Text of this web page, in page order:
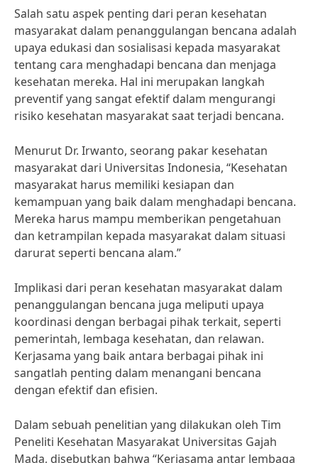
Salah satu aspek penting dari peran kesehatan
masyarakat dalam penanggulangan bencana adalah
upaya edukasi dan sosialisasi kepada masyarakat
tentang cara menghadapi bencana dan menjaga
kesehatan mereka. Hal ini merupakan langkah
preventif yang sangat efektif dalam mengurangi
risiko kesehatan masyarakat saat terjadi bencana.
Menurut Dr. Irwanto, seorang pakar kesehatan
masyarakat dari Universitas Indonesia, “Kesehatan
masyarakat harus memiliki kesiapan dan
kemampuan yang baik dalam menghadapi bencana.
Mereka harus mampu memberikan pengetahuan
dan ketrampilan kepada masyarakat dalam situasi
darurat seperti bencana alam.”
Implikasi dari peran kesehatan masyarakat dalam
penanggulangan bencana juga meliputi upaya
koordinasi dengan berbagai pihak terkait, seperti
pemerintah, lembaga kesehatan, dan relawan.
Kerjasama yang baik antara berbagai pihak ini
sangatlah penting dalam menangani bencana
dengan efektif dan efisien.
Dalam sebuah penelitian yang dilakukan oleh Tim
Peneliti Kesehatan Masyarakat Universitas Gajah
Mada, disebutkan bahwa “Kerjasama antar lembaga